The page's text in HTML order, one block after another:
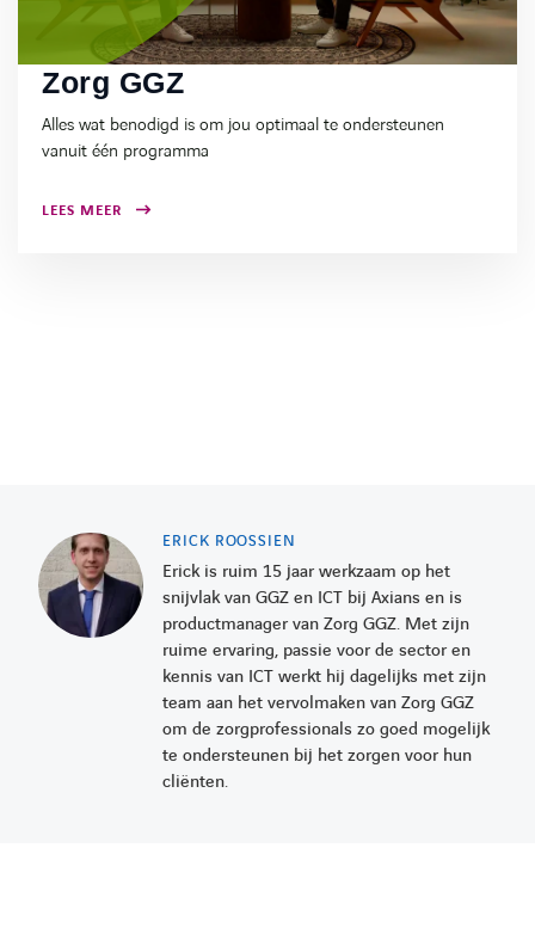
Zorg GGZ
Alles wat benodigd is om jou optimaal te ondersteunen
vanuit één programma
LEES MEER
ERICK ROOSSIEN
Erick is ruim 15 jaar werkzaam op het
snijvlak van GGZ en ICT bij Axians en is
productmanager van Zorg GGZ. Met zijn
ruime ervaring, passie voor de sector en
kennis van ICT werkt hij dagelijks met zijn
team aan het vervolmaken van Zorg GGZ
om de zorgprofessionals zo goed mogelijk
te ondersteunen bij het zorgen voor hun
cliënten.